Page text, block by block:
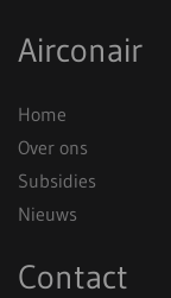
Airconair
Home
Over ons
Subsidies
Nieuws
Contact